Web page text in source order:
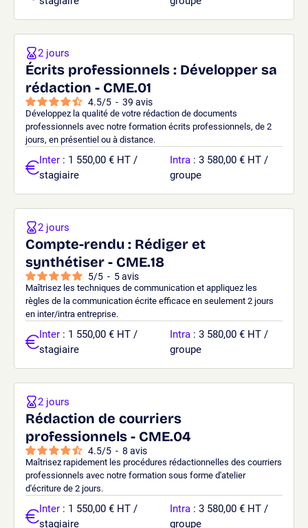
Écrits professionnels : Développer sa
rédaction - CME.01
4.5/5 - 39 avis
Développez la qualité de votre rédaction de documents
professionnels avec notre formation écrits professionnels, de 2
jours, en présentiel ou à distance.
2 jours
Inter : 1 550,00 € HT /
stagiaire
Intra : 3 580,00 € HT /
groupe
Compte-rendu : Rédiger et
synthétiser - CME.18
5/5 - 5avis
Maîtrisez les techniques de communication et appliquez les
règles de la communication écrite efficace en seulement 2 jours
en inter/intra entreprise.
2 jours
Inter : 1 550,00 € HT /
stagiaire
Intra : 3 580,00 € HT /
groupe
Rédaction de courriers
professionnels - CME.04
4.5/5 - 8 avis
Maîtrisez rapidement les procédures rédactionnelles des courriers
professionnels avec notre formation sous forme d'atelier
d'écriture de 2 jours.
2 jours
Inter : 1 550,00 € HT /
stagiaire
Intra : 3 580,00 € HT /
groupe